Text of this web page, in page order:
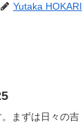
Yutaka HOKARI
まずは日々の吉